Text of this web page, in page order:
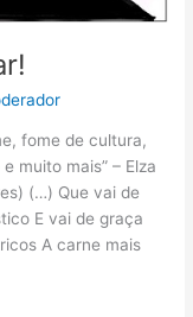
fome de cultura,
muito mais” – Elza
(…) Que vai de
E vai de graça
A carne mais